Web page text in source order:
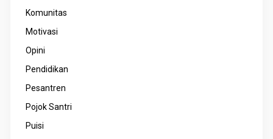
Komunitas
Motivasi
Opini
Pendidikan
Pesantren
Pojok Santri
Puisi